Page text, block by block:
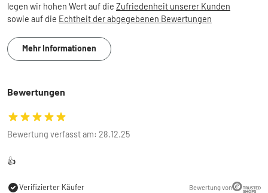
legen wir hohen Wert auf die Zufriedenheit unserer Kunden
sowie auf die Echtheit der abgegebenen Bewertungen
Mehr Informationen
Bewertungen
Bewertung verfasst am: 28.12.25
👍
Verifizierter Käufer Bewertung von